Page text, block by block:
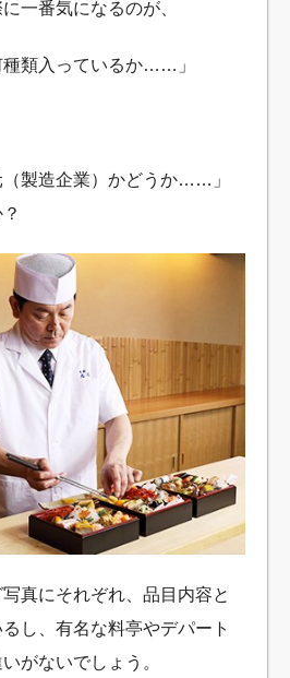
一番気になるのが、
種類入っているか……」
（製造企業）かどうか……」
真にそれぞれ、品目内容と
し、有名な料亭やデパート
がないでしょう。